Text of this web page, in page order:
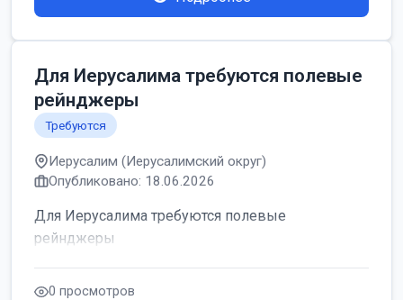
Для Иерусалима требуются полевые
рейнджеры
Требуются
Иерусалим (Иерусалимский округ)
Опубликовано: 18.06.2026
Для Иерусалима требуются полевые
рейнджеры
0 просмотров